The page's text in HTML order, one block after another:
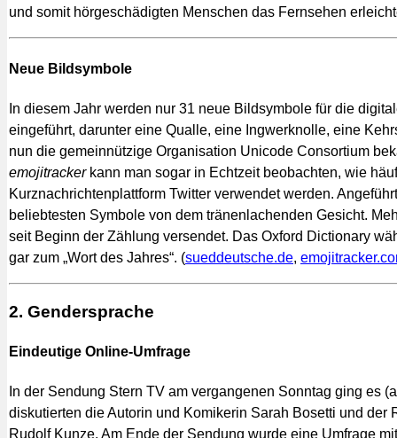
und somit hörgeschädigten Menschen das Fernsehen
Neue Bildsymbole
In diesem Jahr werden nur 31 neue Bildsymbole für die
eingeführt, darunter eine Qualle, eine Ingwerknolle, eine
nun die gemeinnützige Organisation Unicode Consortium
emojitrackerkann man sogar in Echtzeit beobachten, wie
Kurznachrichtenplattform Twitter verwendet werden.
beliebtesten Symbole von dem tränenlachenden Gesicht.
seit Beginn der Zählung versendet. Das Oxford Dictionary
gar zum „Wort des Jahres“. (sueddeutsche.de,
2. Gendersprache
Eindeutige Online-Umfrage
In der Sendung Stern TV am vergangenen Sonntag ging es
diskutierten die Autorin und Komikerin Sarah Bosetti und der
Rudolf Kunze. Am Ende der Sendung wurde eine Umfrage